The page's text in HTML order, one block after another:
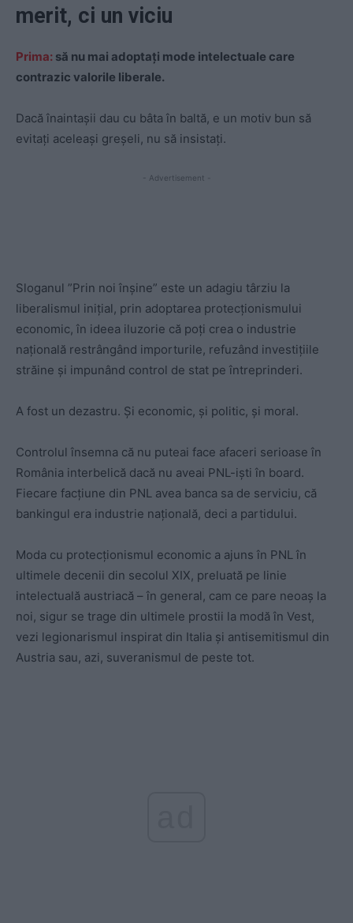
merit, ci un viciu
Prima: să nu mai adoptați mode intelectuale care
contrazic valorile liberale.
Dacă înaintașii dau cu bâta în baltă, e un motiv bun să
evitați aceleași greșeli, nu să insistați.
- Advertisement -
Sloganul ”Prin noi înșine” este un adagiu târziu la
liberalismul inițial, prin adoptarea protecționismului
economic, în ideea iluzorie că poți crea o industrie
națională restrângând importurile, refuzând investițiile
străine și impunând control de stat pe întreprinderi.
A fost un dezastru. Și economic, și politic, și moral.
Controlul însemna că nu puteai face afaceri serioase în
România interbelică dacă nu aveai PNL-iști în board.
Fiecare facțiune din PNL avea banca sa de serviciu, că
bankingul era industrie națională, deci a partidului.
Moda cu protecționismul economic a ajuns în PNL în
ultimele decenii din secolul XIX, preluată pe linie
intelectuală austriacă – în general, cam ce pare neoaș la
noi, sigur se trage din ultimele prostii la modă în Vest,
vezi legionarismul inspirat din Italia și antisemitismul din
Austria sau, azi, suveranismul de peste tot.